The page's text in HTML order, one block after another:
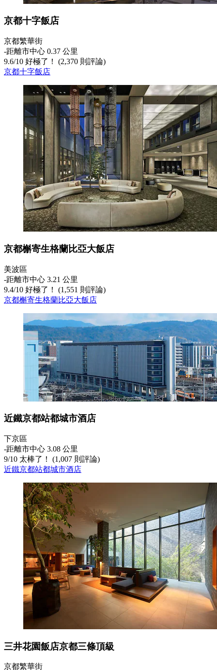
京都十字飯店
京都繁華街
‐距離市中心 0.37 公里
9.6/10 好極了！ (2,370 則評論)
京都十字飯店
京都槲寄生格蘭比亞大飯店
美波區
‐距離市中心 3.21 公里
9.4/10 好極了！ (1,551 則評論)
京都槲寄生格蘭比亞大飯店
近鐵京都站都城市酒店
下京區
‐距離市中心 3.08 公里
9/10 太棒了！ (1,007 則評論)
近鐵京都站都城市酒店
三井花園飯店京都三條頂級
京都繁華街